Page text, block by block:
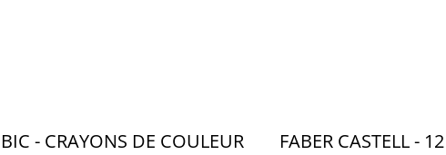
BIC - CRAYONS DE COULEUR
FABER CASTELL -